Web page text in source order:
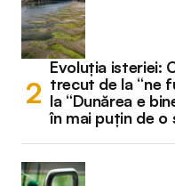
Evoluția isteriei:
trecut de la “ne
la “Dunărea e
în mai puțin de o